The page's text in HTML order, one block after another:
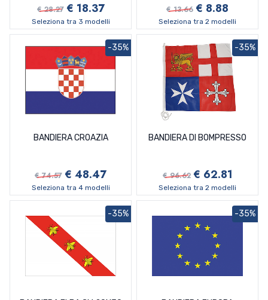
€ 28.27 € 18.37
Seleziona tra 3 modelli
€ 13.66 € 8.88
Seleziona tra 2 modelli
BANDIERA CROAZIA
€ 74.57 € 48.47
-35%
Seleziona tra 4 modelli
BANDIERA DI BOMPRESSO
€ 96.62 € 62.81
-35%
Seleziona tra 2 modelli
-35% -35%